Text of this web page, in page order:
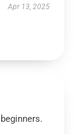
Apr 13, 2025